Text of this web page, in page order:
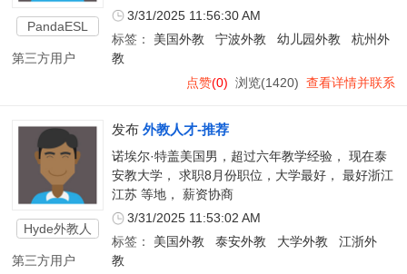
PandaESL
第三方用户
子， 一个孩子幼儿园， 一个孩子马上上一年级，
还有个孩子媳妇中国人在家看着， 需要学校给孩
子学费优惠
3/31/2025 11:56:30 AM
标签： 美国外教 宁波外教 幼儿园外教
杭州外
教
点赞(0) 浏览(1420) 查看详情并联系
Hyde外教人
第三方用户
发布 外教人才-推荐
诺埃尔·特盖美国男，超过六年教学经验， 现在泰
安教大学， 求职8月份职位，大学最好， 最好浙江
江苏 等地， 薪资协商
3/31/2025 11:53:02 AM
标签： 美国外教 泰安外教 大学外教
江浙外
教